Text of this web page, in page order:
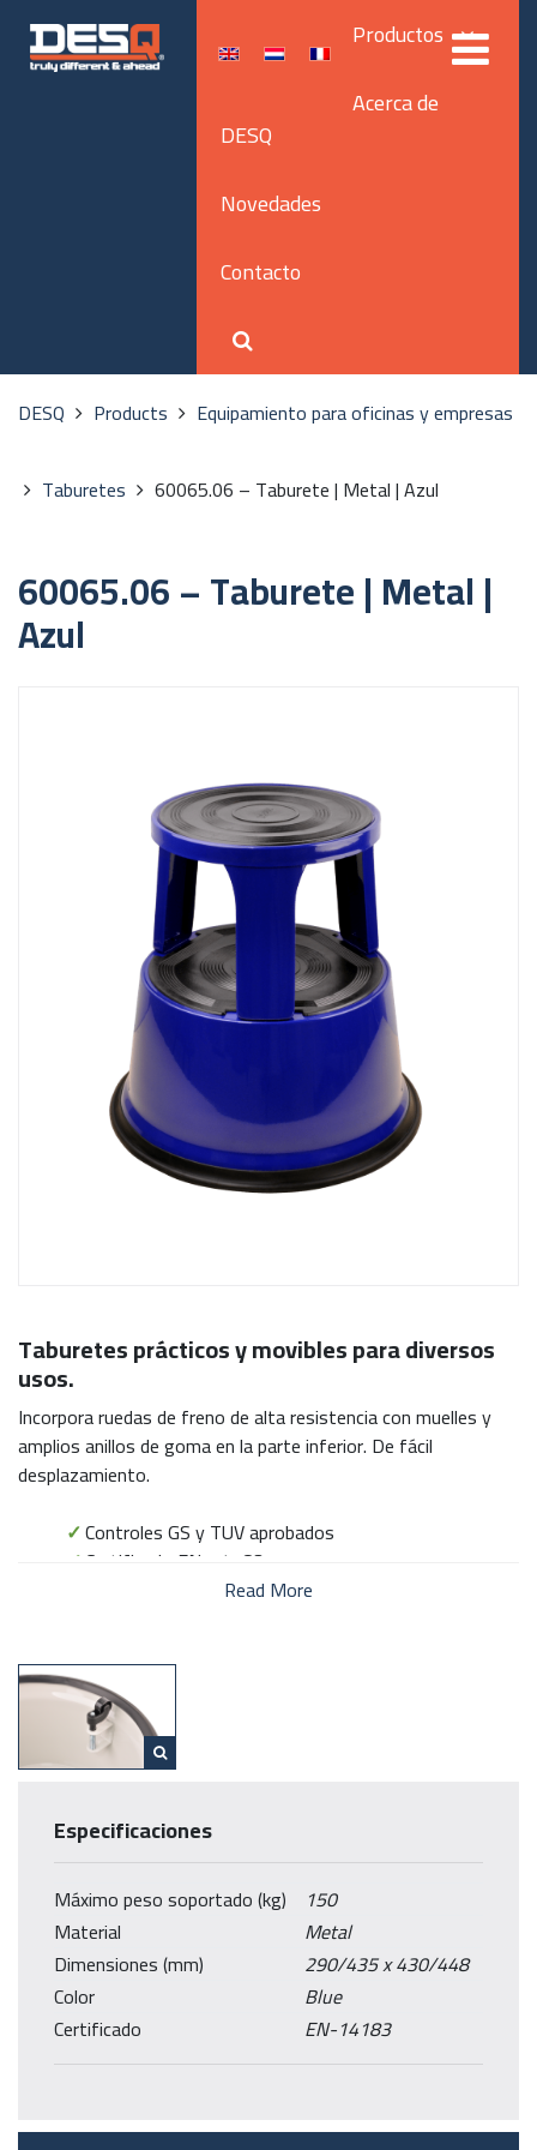
Productos
Acerca de
DESQ
Novedades
Contacto
DESQ Products Equipamiento para oficinas y empresas
Taburetes 60065.06 – Taburete | Metal | Azul
60065.06 – Taburete | Metal |
Azul
Taburetes prácticos y movibles para diversos
usos.
Incorpora ruedas de freno de alta resistencia con muelles y
amplios anillos de goma en la parte inferior. De fácil
desplazamiento.
✓Controles GS y TUV aprobados
✓ Certificado EN-14183
Solo para uso en interiores
Read More
Especificaciones
Máximo peso soportado (kg)
150
Material
Metal
Dimensiones (mm)
290/435 x 430/448
Color
Blue
Certificado
EN-14183